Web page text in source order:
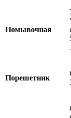
Помывочная
Порешетник